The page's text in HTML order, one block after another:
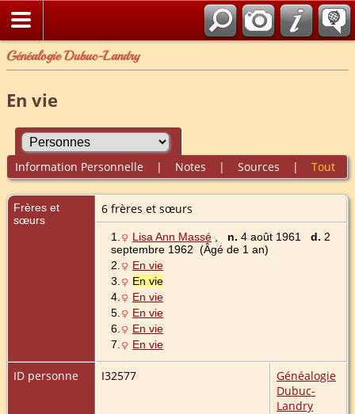
Généalogie Dubuc-Landry
En vie
Information Personnelle | Notes | Sources | Tout
Frères et
sœurs
6 frères et sœurs
1. Lisa Ann Massé n. 4 août 1961 d. 2
septembre 1962 (Âgé de 1 an)
2.
En vie
3.
En vie
4.
En vie
5.
En vie
6.
En vie
7.
En vie
ID personne I32577
Généalogie
Dubuc-
Landry